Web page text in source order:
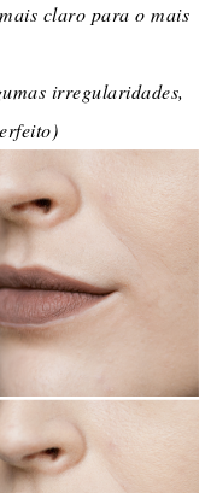
claro para o mais
irregularidades,